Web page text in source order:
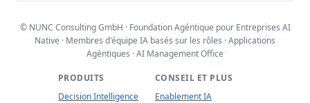
© NUNC Consulting GmbH · Foundation Agéntique pour Entreprises AI
Native · Membres d'équipe IA basés sur les rôles · Applications
Agéntiques · AI Management Office
PRODUITS
Decision Intelligence
CONSEIL ET PLUS
Enablement IA